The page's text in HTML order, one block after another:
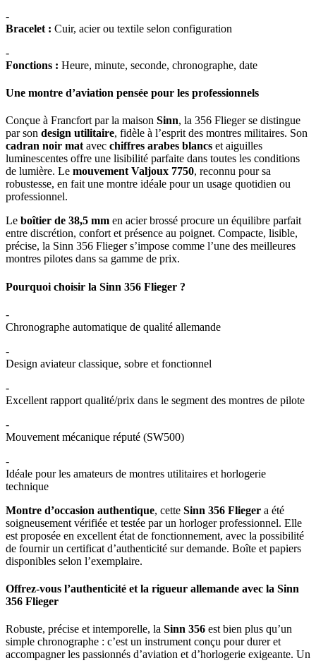
-
Bracelet : Cuir, acier ou textile selon configuration
-
Fonctions : Heure, minute, seconde, chronographe, date
Une montre d’aviation pensée pour les professionnels
Conçue à Francfort par la maison Sinn, la 356 Flieger se distingue
par son design utilitaire, fidèle à l’esprit des montres militaires. Son
cadran noir mat avec chiffres arabes blancs et aiguilles
luminescentes offre une lisibilité parfaite dans toutes les conditions
de lumière. Le mouvement Valjoux 7750, reconnu pour sa
robustesse, en fait une montre idéale pour un usage quotidien ou
professionnel.
Le boîtier de 38,5 mm en acier brossé procure un équilibre parfait
entre discrétion, confort et présence au poignet. Compacte, lisible,
précise, la Sinn 356 Flieger s’impose comme l’une des meilleures
montres pilotes dans sa gamme de prix.
Pourquoi choisir la Sinn 356 Flieger ?
-
Chronographe automatique de qualité allemande
-
Design aviateur classique, sobre et fonctionnel
-
Excellent rapport qualité/prix dans le segment des montres de pilote
-
Mouvement mécanique réputé (SW500)
-
Idéale pour les amateurs de montres utilitaires et horlogerie
technique
Montre d’occasion authentique, cette Sinn 356 Flieger a été
soigneusement vérifiée et testée par un horloger professionnel. Elle
est proposée en excellent état de fonctionnement, avec la possibilité
de fournir un certificat d’authenticité sur demande. Boîte et papiers
disponibles selon l’exemplaire.
Offrez-vous l’authenticité et la rigueur allemande avec la Sinn
356 Flieger
Robuste, précise et intemporelle, la Sinn 356 est bien plus qu’un
simple chronographe : c’est un instrument conçu pour durer et
accompagner les passionnés d’aviation et d’horlogerie exigeante. Un